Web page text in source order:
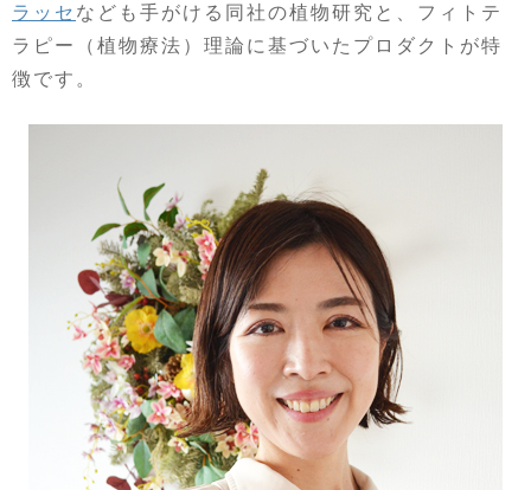
ラッセ なども手がける同社の植物研究と、フィトテ
ラピー（植物療法）理論に基づいたプロダクトが特
徴です。